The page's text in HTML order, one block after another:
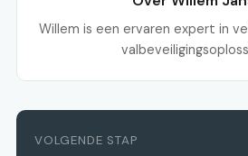
Willem is een ervaren expert in
VOLGENDE STAP